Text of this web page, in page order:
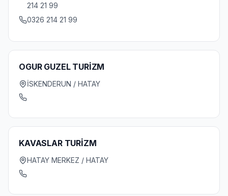
214 21 99
0326 214 21 99
OGUR GUZEL TURİZM
İSKENDERUN / HATAY
KAVASLAR TURİZM
HATAY MERKEZ / HATAY